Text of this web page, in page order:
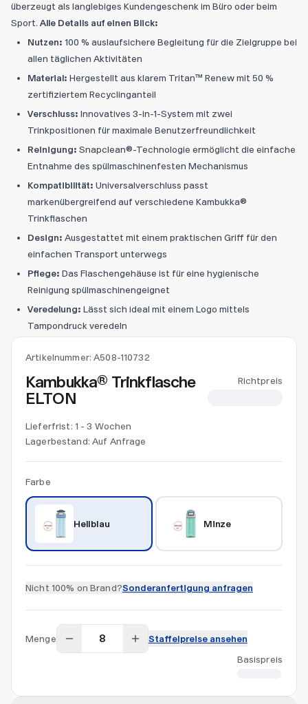
Artikelnummer:A508-110732
Kambukka® Trinkflasche
ELTON
Richtpreis
Lieferfrist: 1 - 3 Wochen
Lagerbestand: Auf Anfrage
Farbe
Hellblau Minze
Nicht 100% on Brand?Sonderanfertigung anfragen
Menge
Staffelpreise ansehen
Basispreis
überzeugt als langlebiges Kundengeschenk im Büro oder beim
Sport. Alle Details auf einen Blick:
Nutzen: 100 % auslaufsichere Begleitung für die Zielgruppe bei
allen täglichen Aktivitäten
Material: Hergestellt aus klarem Tritan™ Renew mit 50 %
zertifiziertem Recyclinganteil
Verschluss: Innovatives 3-in-1-System mit zwei
Trinkpositionen für maximale Benutzerfreundlichkeit
Reinigung: Snapclean®-Technologie ermöglicht die einfache
Entnahme des spülmaschinenfesten Mechanismus
Kompatibilität: Universalverschluss passt
markenübergreifend auf verschiedene Kambukka®
Trinkflaschen
Design: Ausgestattet mit einem praktischen Griff für den
einfachen Transport unterwegs
Pflege: Das Flaschengehäuse ist für eine hygienische
Reinigung spülmaschinengeignet
Veredelung: Lässt sich ideal mit einem Logo mittels
Tampondruck veredeln